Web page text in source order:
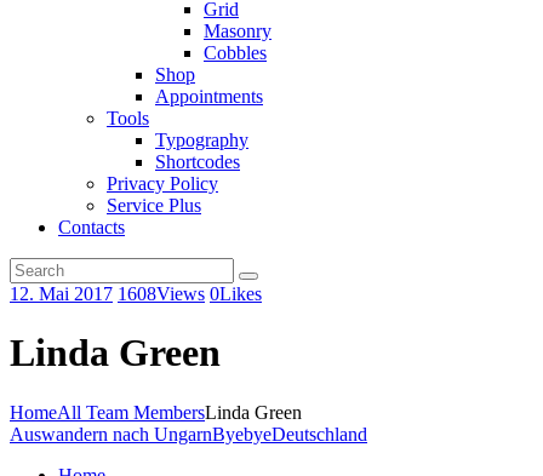
Grid
Masonry
Cobbles
Shop
Appointments
Tools
Typography
Shortcodes
Privacy Policy
Service Plus
Contacts
12. Mai 2017 1608Views 0Likes
Linda Green
HomeAll Team MembersLinda Green
Auswandern nach UngarnByebyeDeutschland